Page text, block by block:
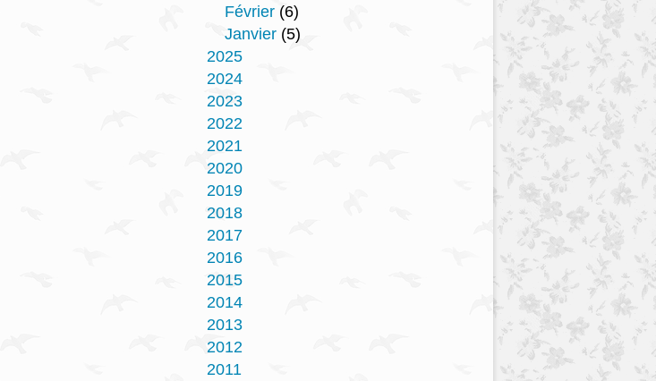
Février (6)
Janvier (5)
2025
2024
2023
2022
2021
2020
2019
2018
2017
2016
2015
2014
2013
2012
2011